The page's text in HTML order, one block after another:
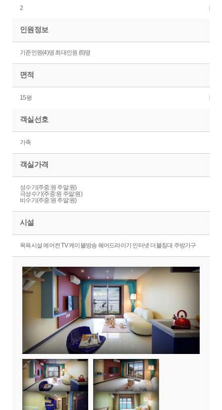
2
인원정보
기준인원(4)명 최대인원 (6)명
면적
15평
객실선호
가족
객실가격
성수기(주중:원 주말:원)
극성수기(주중:원 주말:원)
비수기(주중:원 주말:원)
시설
목욕시설 에어컨 TV 케이블방송 헤어드라이기 인터넷 더블침대 주방가구